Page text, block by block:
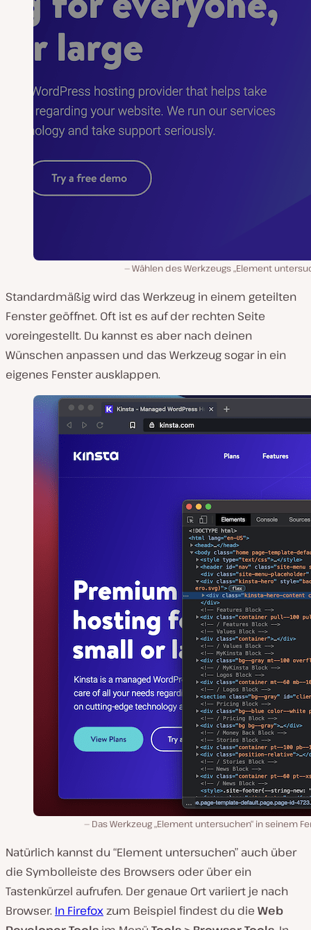
Wählen des Werkzeugs „Element
Standardmäßig wird das Werkzeug in einem geteilten
Fenster geöffnet. Oft ist es auf der rechten Seite
voreingestellt. Du kannst es aber nach deinen
Wünschen anpassen und das Werkzeug sogar in ein
eigenes Fenster ausklappen.
Das Werkzeug „Element untersuchen“ in seinem
Natürlich kannst du “Element untersuchen” auch über
die Symbolleiste des Browsers oder über ein
Tastenkürzel aufrufen. Der genaue Ort variiert je nach
Browser. In Firefoxzum Beispiel findest du die Web